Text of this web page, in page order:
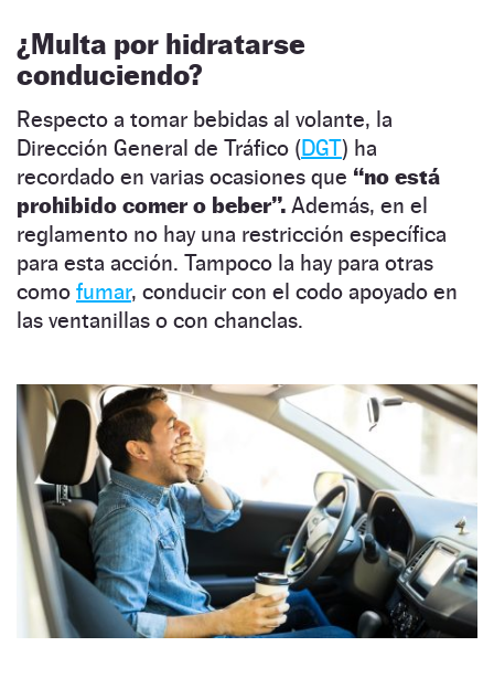
¿Multa por hidratarse
conduciendo?
Respecto a tomar bebidas al volante, la
Dirección General de Tráfico (DGT) ha
recordado en varias ocasiones que “no está
prohibido comer o beber”. Además, en el
reglamento no hay una restricción específica
para esta acción. Tampoco la hay para otras
como fumar, conducir con el codo apoyado en
las ventanillas o con chanclas.